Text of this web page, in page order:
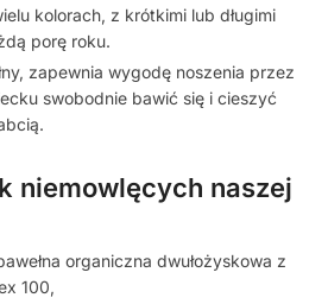
kolorach, z krótkimi lub długimi
porę roku.
zapewnia wygodę noszenia przez
swobodnie bawić się i cieszyć
niemowlęcych naszej
organiczna dwułożyskowa z
100,